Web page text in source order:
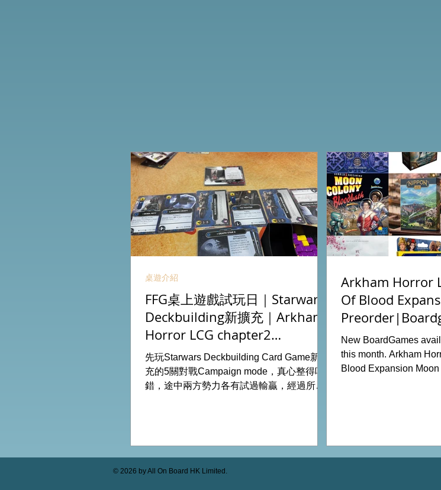
FFG桌上遊戲試玩日｜Starwars
Deckbuilding新擴充｜Arkham
Horror LCG chapter2
INVESTIGATOR deck
先玩Starwars Deckbuilding Card Game新擴
充的5關對戰Campaign mode，真心整得唔
錯，途中兩方勢力各有試過輸贏，經過所有
全天的FFG桌遊日完滿結束。 #桌遊場地 All
On Board HK棋間限定桌遊店Book位熱線
桌遊介紹
Arkham Horror
Of Blood
Order News
New BoardGames
this month. Arkham
Blood Expansion Moon
shop: https://
All On Board HK
© 2026 by All On Board HK Limited.